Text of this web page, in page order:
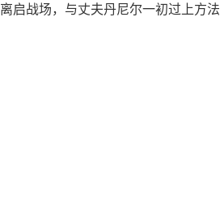
启战场，与丈夫丹尼尔一初过上方法